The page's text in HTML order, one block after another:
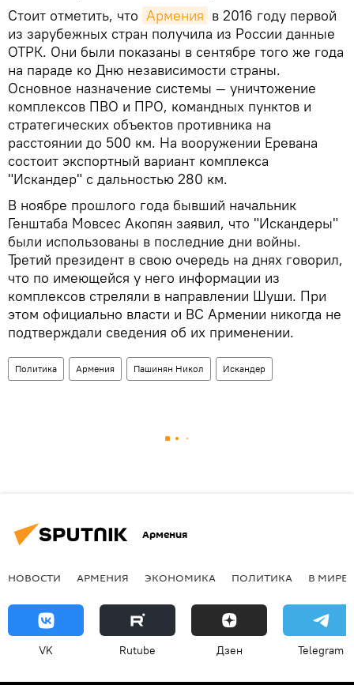
Стоит отметить, что Армения в 2016 году первой
из зарубежных стран получила из России данные
ОТРК. Они были показаны в сентябре того же года
на параде ко Дню независимости страны.
Основное назначение системы — уничтожение
комплексов ПВО и ПРО, командных пунктов и
стратегических объектов противника на
расстоянии до 500 км. На вооружении Еревана
состоит экспортный вариант комплекса
"Искандер" с дальностью 280 км.
В ноябре прошлого года бывший начальник
Генштаба Мовсес Акопян заявил, что "Искандеры"
были использованы в последние дни войны.
Третий президент в свою очередь на днях говорил,
что по имеющейся у него информации из
комплексов стреляли в направлении Шуши. При
этом официально власти и ВС Армении никогда не
подтверждали сведения об их применении.
Политика Армения Пашинян Никол Искандер
Армения
НОВОСТИ АРМЕНИЯ ЭКОНОМИКА ПОЛИТИКА В МИРЕ
VK Rutube Дзен Telegram